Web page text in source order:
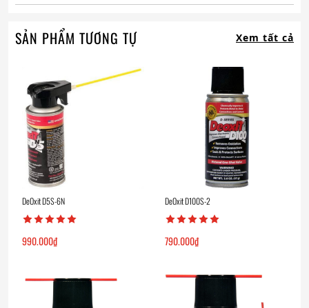
SẢN PHẨM TƯƠNG TỰ Xem tất cả
DeOxit D5S-6N
990.000₫
DeOxit D100S-2
790.000₫